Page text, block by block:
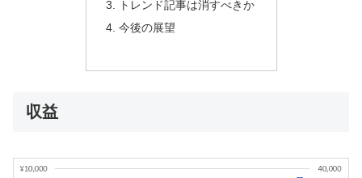
トレンド記事は消すべきか
今後の展望
収益